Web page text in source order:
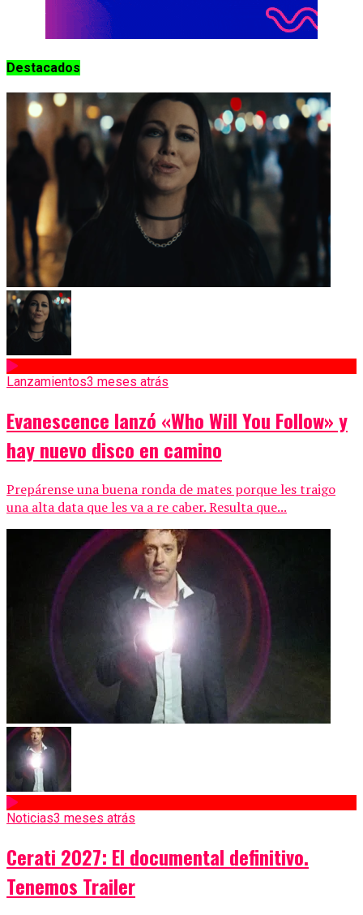
Destacados
Lanzamientos3 meses atrás
Evanescence lanzó «Who Will You Follow» y
hay nuevo disco en camino
Prepárense una buena ronda de mates porque les traigo
una alta data que les va a re caber. Resulta que...
Noticias3 meses atrás
Cerati 2027: El documental definitivo.
Tenemos Trailer